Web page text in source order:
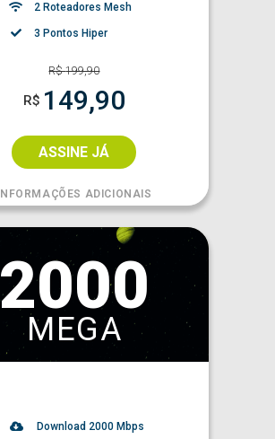
2 Roteadores Mesh
3 Pontos Hiper
R$199,90
R$ 149,90
ASSINE JÁ
ADICIONAIS
2000
MEGA
Download 2000Mbps